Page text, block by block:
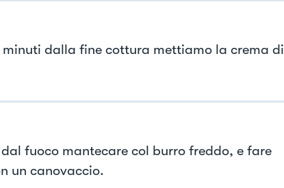
dalla fine cottura mettiamo la crema di
fuoco mantecare col burro freddo, e fare
un canovaccio.